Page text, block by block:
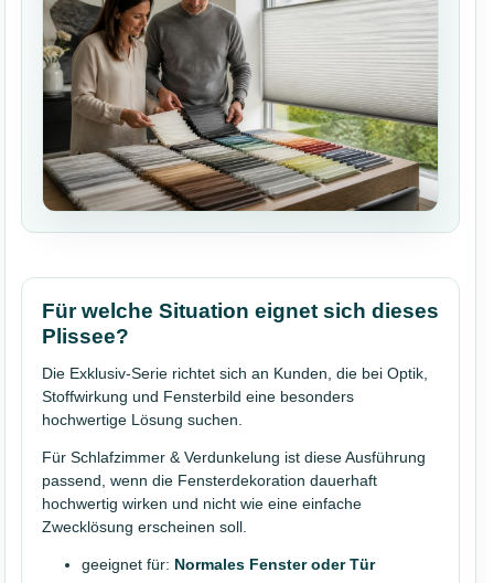
Für welche Situation eignet sich dieses
Plissee?
Die Exklusiv-Serie richtet sich an Kunden, die bei Optik,
Stoffwirkung und Fensterbild eine besonders
hochwertige Lösung suchen.
Für Schlafzimmer & Verdunkelung ist diese Ausführung
passend, wenn die Fensterdekoration dauerhaft
hochwertig wirken und nicht wie eine einfache
Zwecklösung erscheinen soll.
geeignet für: Normales Fenster oder Tür